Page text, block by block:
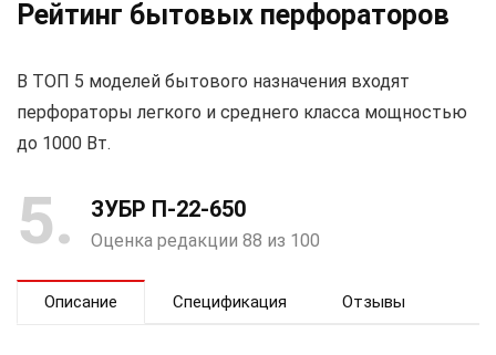
Рейтинг бытовых перфораторов
В ТОП 5 моделей бытового назначения входят
перфораторы легкого и среднего класса мощностью
до 1000 Вт.
5 ЗУБР П-22-650
Оценка редакции 88 из 100
Описание Спецификация Отзывы